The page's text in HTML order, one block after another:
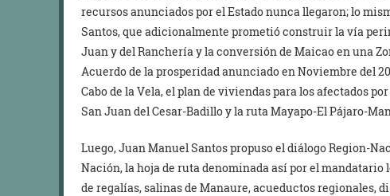
recursos anunciados por el Estado nunca llegaron; lo
Santos, que adicionalmente prometió construir la vía
Juan y del Ranchería y la conversión de Maicao en una
Acuerdo de la prosperidad anunciado en Noviembre del
Cabo de la Vela, el plan de viviendas para los afectados
San Juan del Cesar-Badillo y la ruta Mayapo-El Pájaro-
Luego, Juan Manuel Santos propuso el diálogo Region-
Nación, la hoja de ruta denominada así por el mandatario
de regalías, salinas de Manaure, acueductos regionales,